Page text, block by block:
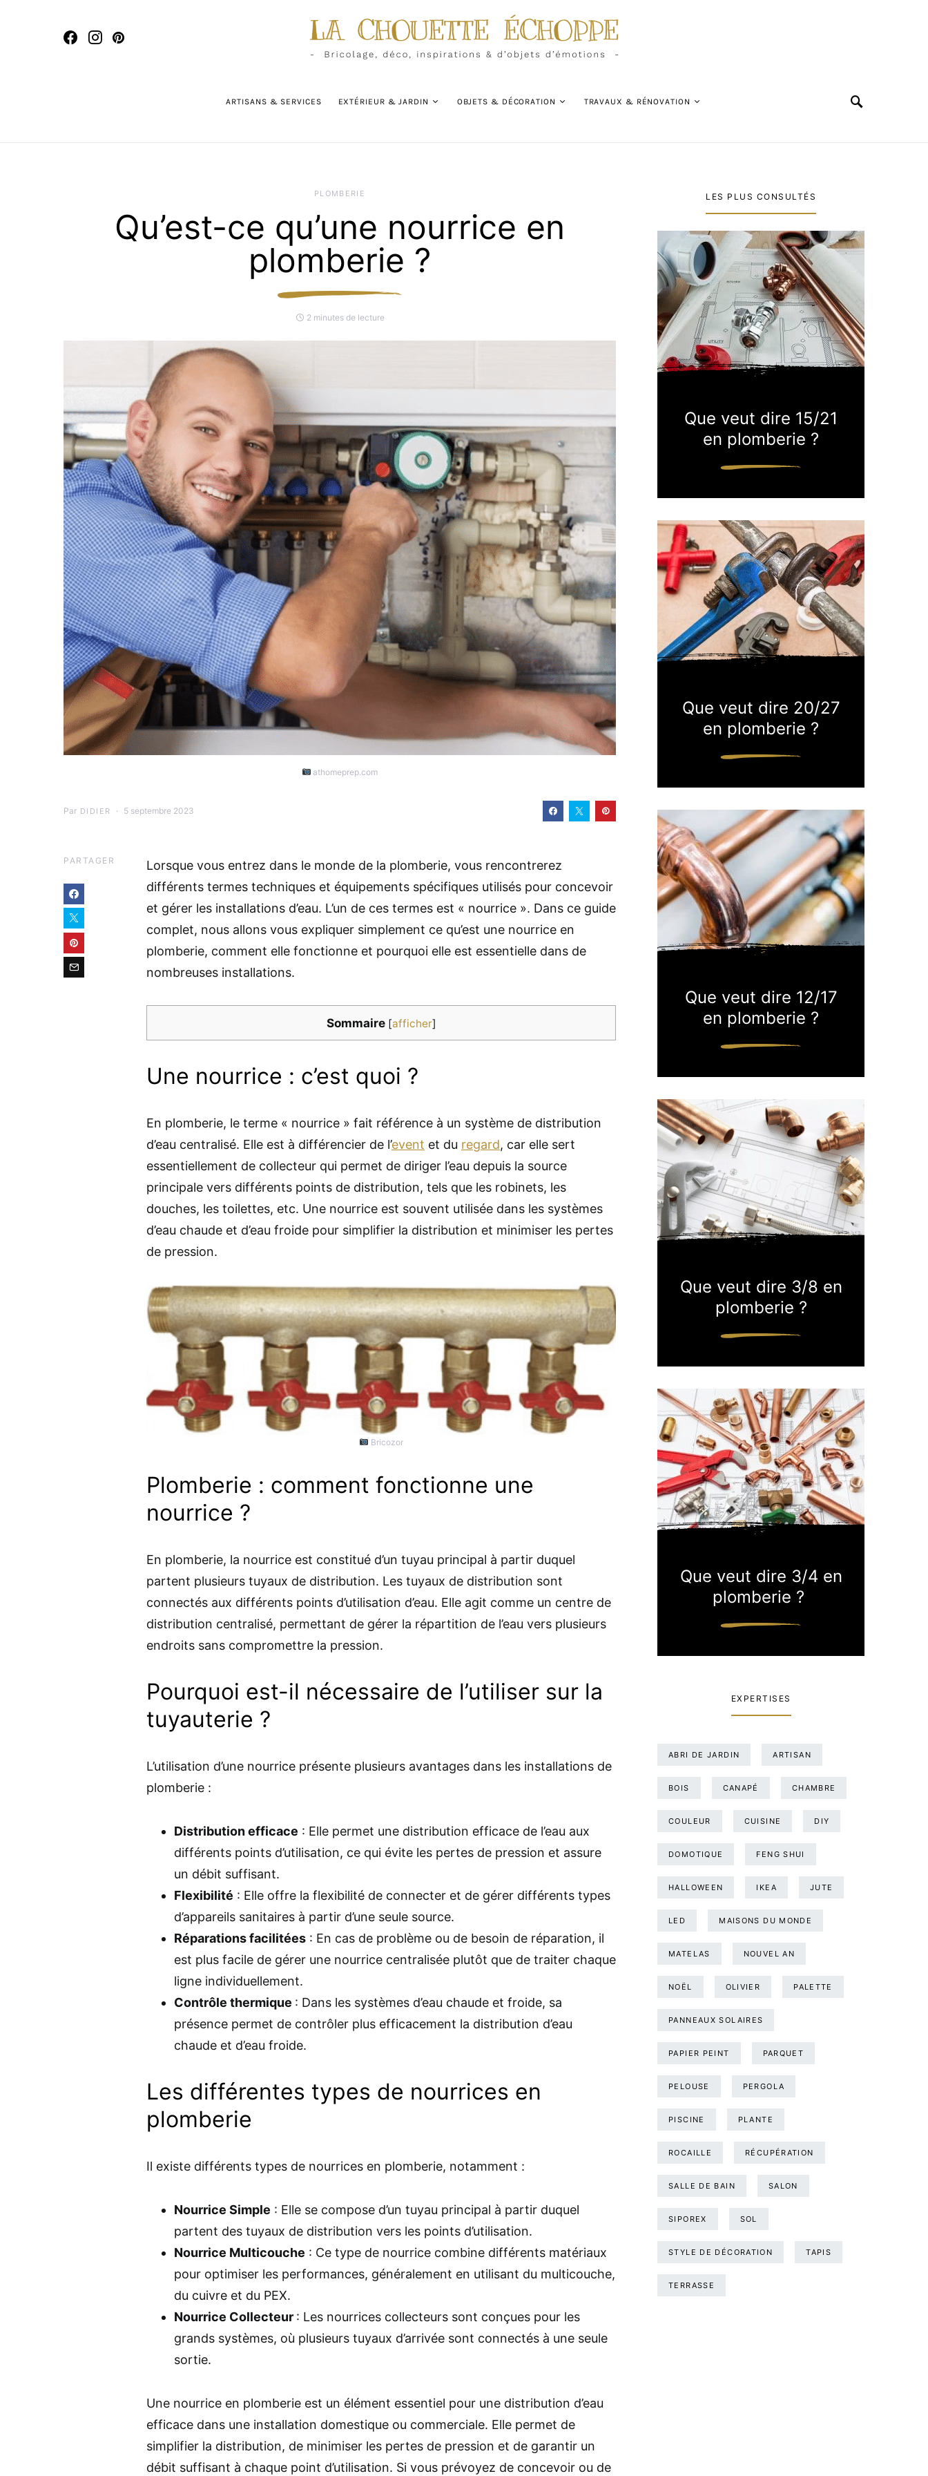
ARTISANS & SERVICES EXTÉRIEUR & JARDIN OBJETS & DÉCORATION TRAVAUX & RÉNOVATION
PLOMBERIE
Qu’est-ce qu’une nourrice en
plomberie ?
2 minutes de lecture
athomeprep.com
Par DIDIER 5 septembre 2023
PARTAGER
Lorsque vous entrez dans le monde de la plomberie, vous rencontrerez
différents termes techniques et équipements spécifiques utilisés pour concevoir
et gérer les installations d’eau. L’un de ces termes est « nourrice ». Dans ce guide
complet, nous allons vous expliquer simplement ce qu’est une nourrice en
plomberie, comment elle fonctionne et pourquoi elle est essentielle dans de
nombreuses installations.
Sommaire [afficher]
Une nourrice : c’est quoi ?
En plomberie, le terme « nourrice » fait référence à un système de distribution
d’eau centralisé. Elle est à différencier de l’event et du regard, car elle sert
essentiellement de collecteur qui permet de diriger l’eau depuis la source
principale vers différents points de distribution, tels que les robinets, les
douches, les toilettes, etc. Une nourrice est souvent utilisée dans les systèmes
d’eau chaude et d’eau froide pour simplifier la distribution et minimiser les pertes
de pression.
Bricozor
Plomberie : comment fonctionne une
nourrice ?
En plomberie, la nourrice est constitué d’un tuyau principal à partir duquel
partent plusieurs tuyaux de distribution. Les tuyaux de distribution sont
connectés aux différents points d’utilisation d’eau. Elle agit comme un centre de
distribution centralisé, permettant de gérer la répartition de l’eau vers plusieurs
endroits sans compromettre la pression.
Pourquoi est-il nécessaire de l’utiliser sur la
tuyauterie ?
L’utilisation d’une nourrice présente plusieurs avantages dans les installations de
plomberie :
Distribution efficace : Elle permet une distribution efficace de l’eau aux
différents points d’utilisation, ce qui évite les pertes de pression et assure
un débit suffisant.
Flexibilité : Elle offre la flexibilité de connecter et de gérer différents types
d’appareils sanitaires à partir d’une seule source.
Réparations facilitées : En cas de problème ou de besoin de réparation, il
est plus facile de gérer une nourrice centralisée plutôt que de traiter chaque
ligne individuellement.
Contrôle thermique : Dans les systèmes d’eau chaude et froide, sa
présence permet de contrôler plus efficacement la distribution d’eau
chaude et d’eau froide.
Les différentes types de nourrices en
plomberie
Il existe différents types de nourrices en plomberie, notamment :
Nourrice Simple : Elle se compose d’un tuyau principal à partir duquel
partent des tuyaux de distribution vers les points d’utilisation.
Nourrice Multicouche : Ce type de nourrice combine différents matériaux
pour optimiser les performances, généralement en utilisant du multicouche,
du cuivre et du PEX.
Nourrice Collecteur : Les nourrices collecteurs sont conçues pour les
grands systèmes, où plusieurs tuyaux d’arrivée sont connectés à une seule
sortie.
Une nourrice en plomberie est un élément essentiel pour une distribution d’eau
efficace dans une installation domestique ou commerciale. Elle permet de
simplifier la distribution, de minimiser les pertes de pression et de garantir un
débit suffisant à chaque point d’utilisation. Si vous prévoyez de concevoir ou de
LES PLUS CONSULTÉS
Que veut dire 15/21
en plomberie ?
Que veut dire 20/27
en plomberie ?
Que veut dire 12/17
en plomberie ?
Que veut dire 3/8 en
plomberie ?
Que veut dire 3/4 en
plomberie ?
EXPERTISES
ABRI DE JARDIN ARTISAN
BOIS CANAPÉ CHAMBRE
COULEUR CUISINE DIY
DOMOTIQUE FENG SHUI
HALLOWEEN IKEA JUTE
LED MAISONS DU MONDE
MATELAS NOUVEL AN
NOËL OLIVIER PALETTE
PANNEAUX SOLAIRES
PAPIER PEINT PARQUET
PELOUSE PERGOLA
PISCINE PLANTE
ROCAILLE RÉCUPÉRATION
SALLE DE BAIN SALON
SIPOREX SOL
STYLE DE DÉCORATION TAPIS
TERRASSE